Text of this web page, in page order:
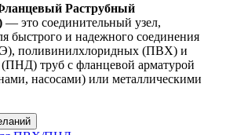
Раструбный
— это соединительный узел,
быстрого и надежного соединения
поливинилхлоридных (ПВХ) и
труб с фланцевой арматурой
насосами) или металлическими